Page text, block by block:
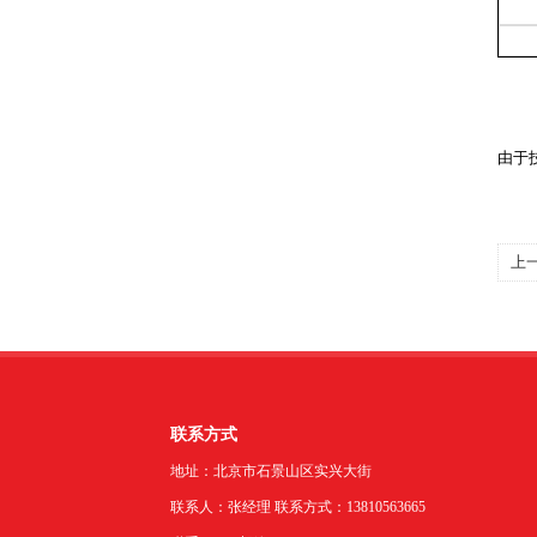
由于
上
联系方式
地址：北京市石景山区实兴大街
联系人：张经理 联系方式：13810563665